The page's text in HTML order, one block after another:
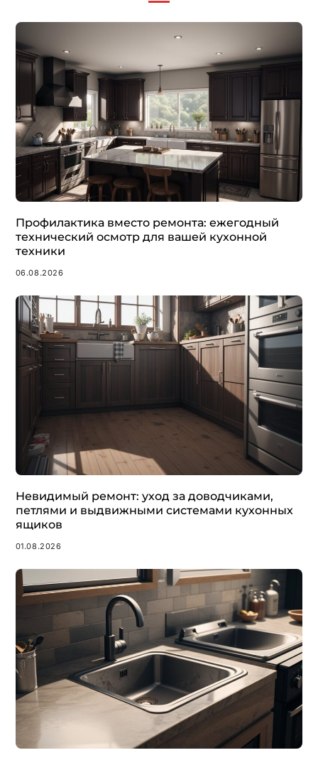
Профилактика вместо ремонта: ежегодный
технический осмотр для вашей кухонной
техники
06.08.2026
Невидимый ремонт: уход за доводчиками,
петлями и выдвижными системами кухонных
ящиков
01.08.2026